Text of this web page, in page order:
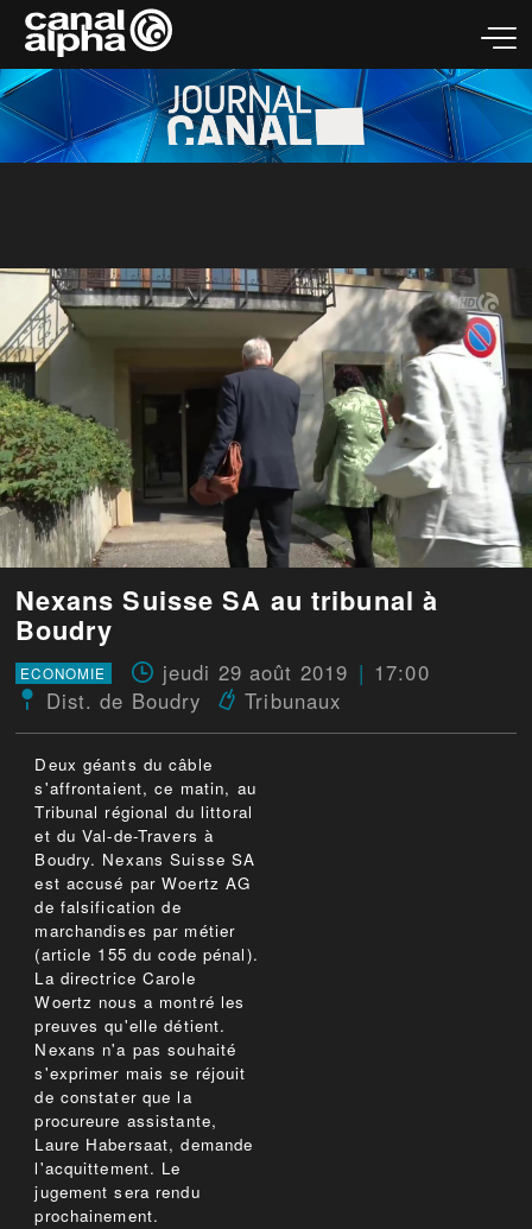
Nexans Suisse SA au tribunal à
Boudry
ECONOMIE jeudi 29 août 2019
17:00
Dist. de Boudry
Tribunaux
Deux géants du câble
s'affrontaient, ce matin, au
Tribunal régional du littoral
et du Val-de-Travers à
Boudry. Nexans Suisse SA
est accusé par Woertz AG
de falsification de
marchandises par métier
(article 155 du code pénal).
La directrice Carole
Woertz nous a montré les
preuves qu'elle détient.
Nexans n'a pas souhaité
s'exprimer mais se réjouit
de constater que la
procureure assistante,
Laure Habersaat, demande
l'acquittement. Le
jugement sera rendu
prochainement.